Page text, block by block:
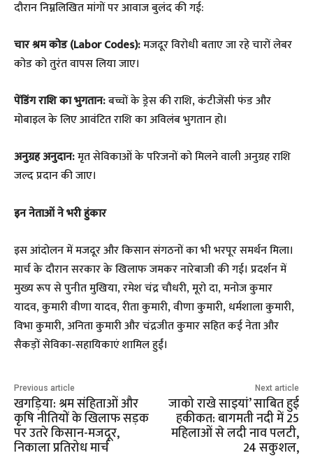
दौरान निम्नलिखित मांगों पर आवाज बुलंद की गई:
चार श्रम कोड (Labor Codes):मजदूर विरोधी बताए जा रहे चारों लेबर
कोड को तुरंत वापस लिया जाए।
पेंडिंग राशि का भुगतान:बच्चों के ड्रेस की राशि, कंटीजेंसी फंड और
मोबाइल के लिए आवंटित राशि का अविलंब भुगतान हो।
अनुग्रह अनुदान:मृत सेविकाओं के परिजनों को मिलने वाली अनुग्रह राशि
जल्द प्रदान की जाए।
​इन नेताओं ने भरी हुंकार
​इस आंदोलन में मजदूर और किसान संगठनों का भी भरपूर समर्थन मिला।
मार्च के दौरान सरकार के खिलाफ जमकर नारेबाजी की गई। प्रदर्शन में
मुख्य रूप से पुनीत मुखिया, रमेश चंद्र चौधरी, मूरो दा, मनोज कुमार
यादव, कुमारी वीणा यादव, रीता कुमारी, वीणा कुमारी, धर्मशाला कुमारी,
विभा कुमारी, अनिता कुमारी और चंद्रजीत कुमार सहित कई नेता और
सैकड़ों सेविका-सहायिकाएं शामिल हुईं।
Previous article
खगड़िया: श्रम संहिताओं और
कृषि नीतियों के खिलाफ सड़क
पर उतरे किसान-मजदूर,
निकाला प्रतिरोध मार्च
Next article
जाको राखे साइयां’ साबित हुई
हकीकत: बागमती नदी में 25
महिलाओं से लदी नाव पलटी,
24 सकुशल,